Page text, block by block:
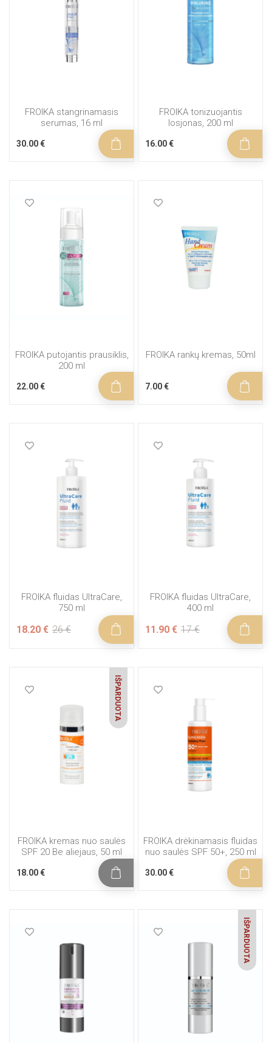
FROIKA stangrinamasis
serumas, 16 ml
30.00 €
FROIKA tonizuojantis
losjonas, 200 ml
16.00 €
FROIKA putojantis prausiklis,
200 ml
22.00 €
FROIKA rankų kremas, 50ml
7.00 €
FROIKA fluidas UltraCare,
750 ml
18.20 € 26 €
FROIKA fluidas UltraCare,
400 ml
11.90 € 17 €
IŠPARDUOTA
FROIKA kremas nuo saulės
SPF 20 Be aliejaus, 50 ml
18.00 €
FROIKA drėkinamasis fluidas
nuo saulės SPF 50+, 250 ml
30.00 €
IŠPARDUOTA